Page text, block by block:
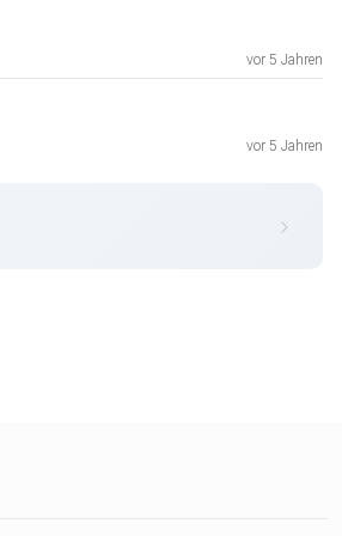
vor 5 Jahren
vor 5 Jahren